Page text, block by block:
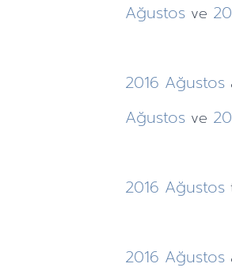
Ağustos ve
2016 Ağustos
Ağustos ve
2016 Ağustos
2016 Ağustos